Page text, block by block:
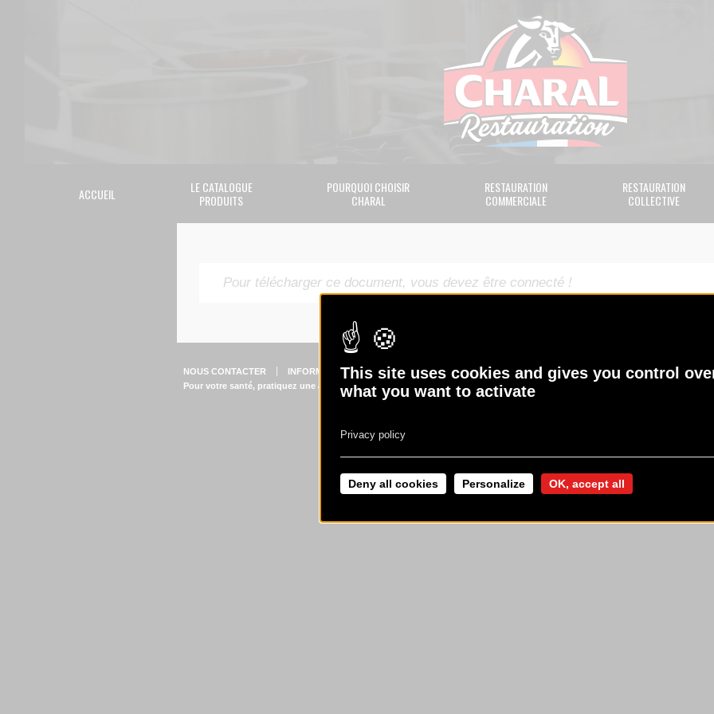
ACCUEIL
LE CATALOGUE
PRODUITS
POURQUOI CHOISIR
CHARAL
RESTAURATION
COMMERCIALE
RESTAURATION
COLLECTIVE
Pour télécharger ce document, vous devez être connecté !
NOUS CONTACTER
INFORMATIONS LÉGALES
Pour votre santé, pratiquez une activité physique régulière
www.mangerbouger.fr
This site uses cookies and gives you control
what you want to activate
OK, accept all
Deny all cookies Personalize
Privacy policy